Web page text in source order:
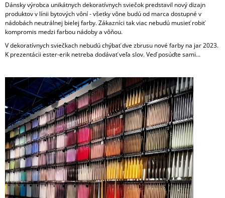
Dánsky výrobca unikátnych dekoratívnych sviečok predstavil nový dizajn
produktov v línii bytových vôní - všetky vône budú od marca dostupné v
nádobách neutrálnej bielej farby. Zákazníci tak viac nebudú musieť robiť
kompromis medzi farbou nádoby a vôňou.
V dekoratívnych sviečkach nebudú chýbať dve zbrusu nové farby na jar 2023.
K prezentácii ester-erik netreba dodávať veľa slov. Veď posúďte sami...